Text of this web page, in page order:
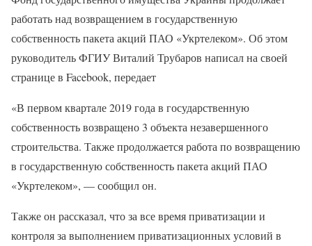
работать над возвращением в государственную
собственность пакета акций ПАО «Укртелеком». Об этом
руководитель ФГИУ Виталий Трубаров написал на своей
странице в Facebook, передает
«В первом квартале 2019 года в государственную
собственность возвращено 3 объекта незавершенного
строительства. Также продолжается работа по возвращению
в государственную собственность пакета акций ПАО
«Укртелеком», — сообщил он.
Также он рассказал, что за все время приватизации и
контроля за выполнением приватизационных условий в